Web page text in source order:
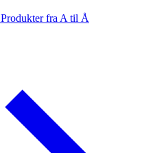
Produkter fra A til Å